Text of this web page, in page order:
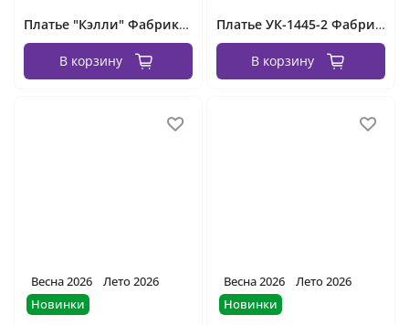
Платье "Кэлли" Фабрика Моды
В корзину
Платье УК-1445-2 Фабрика Моды
В корзину
Весна 2026
Лето 2026
Новинки
Весна 2026
Лето 2026
Новинки